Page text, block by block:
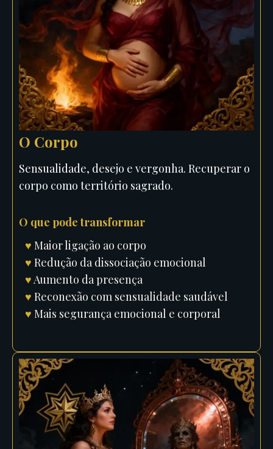
O Corpo
Sensualidade, desejo e vergonha. Recuperar o
corpo como território sagrado.
O que pode transformar
♥ Maior ligação ao corpo
♥ Redução da dissociação emocional
♥Aumento da presença
♥ Reconexão com sensualidade saudável
♥ Mais segurança emocional e corporal